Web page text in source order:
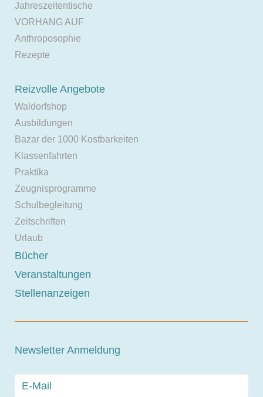
Jahreszeitentische
VORHANG AUF
Anthroposophie
Rezepte
Reizvolle Angebote
Waldorfshop
Ausbildungen
Bazar der 1000 Kostbarkeiten
Klassenfahrten
Praktika
Zeugnisprogramme
Schulbegleitung
Zeitschriften
Urlaub
Bücher
Veranstaltungen
Stellenanzeigen
Newsletter Anmeldung